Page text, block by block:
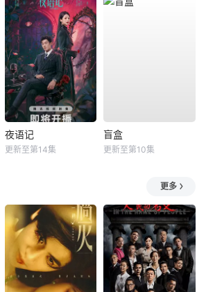
夜语记
更新至第14集
盲盒
更新至第10集
更多